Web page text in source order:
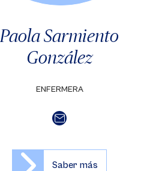
Paola Sarmiento
González
ENFERMERA
Saber más